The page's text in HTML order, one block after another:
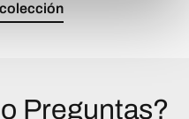
Preguntas?